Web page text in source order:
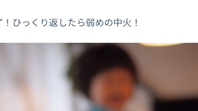
ひっくり返したら弱めの中火！